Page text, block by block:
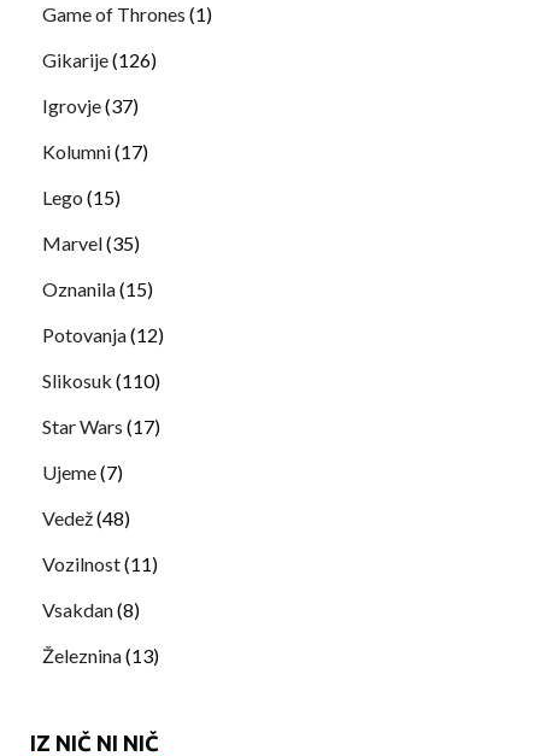
Game of Thrones (1)
Gikarije(126)
Igrovje(37)
Kolumni(17)
Lego (15)
Marvel(35)
Oznanila(15)
Potovanja(12)
Slikosuk (110)
Star Wars (17)
Ujeme(7)
Vedež(48)
Vozilnost(11)
Vsakdan(8)
Železnina(13)
IZ NIČ NI NIČ